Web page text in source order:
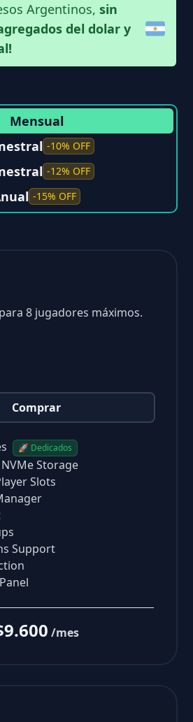
Argentinos, sin
del dolar y
Mensual
-10% OFF
-12% OFF
-15% OFF
8 jugadores máximos.
Comprar
🚀 Dedicados
NVMe Storage
Slots
Support
/mes